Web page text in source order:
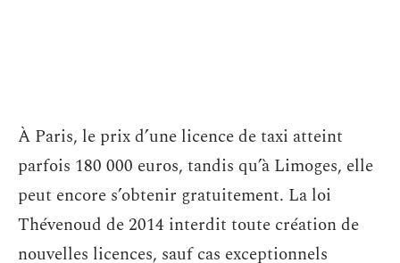
À Paris, le prix d’une licence de taxi atteint
parfois 180 000 euros, tandis qu’à Limoges, elle
peut encore s’obtenir gratuitement. La loi
Thévenoud de 2014 interdit toute création de
nouvelles licences, sauf cas exceptionnels